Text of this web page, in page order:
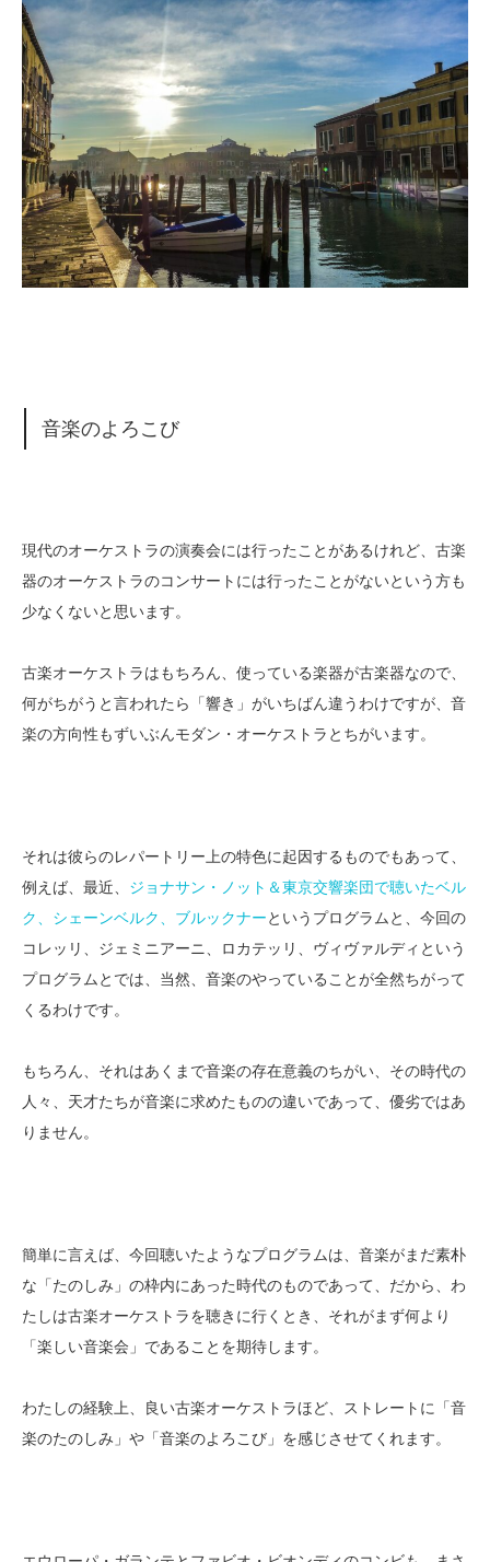
音楽のよろこび
現代のオーケストラの演奏会には行ったことがあるけれど、古楽
器のオーケストラのコンサートには行ったことがないという方も
少なくないと思います。
古楽オーケストラはもちろん、使っている楽器が古楽器なので、
何がちがうと言われたら「響き」がいちばん違うわけですが、音
楽の方向性もずいぶんモダン・オーケストラとちがいます。
それは彼らのレパートリー上の特色に起因するものでもあって、
例えば、最近、 ジョナサン・ノット＆東京交響楽団で聴いたベル
ク、シェーンベルク、ブルックナーというプログラムと、今回の
コレッリ、ジェミニアーニ、ロカテッリ、ヴィヴァルディという
プログラムとでは、当然、音楽のやっていることが全然ちがって
くるわけです。
もちろん、それはあくまで音楽の存在意義のちがい、その時代の
人々、天才たちが音楽に求めたものの違いであって、優劣ではあ
りません。
簡単に言えば、今回聴いたようなプログラムは、音楽がまだ素朴
な「たのしみ」の枠内にあった時代のものであって、だから、わ
たしは古楽オーケストラを聴きに行くとき、それがまず何より
「楽しい音楽会」であることを期待します。
わたしの経験上、良い古楽オーケストラほど、ストレートに「音
楽のたのしみ」や「音楽のよろこび」を感じさせてくれます。